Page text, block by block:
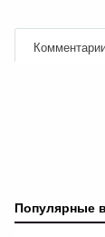
Популярные